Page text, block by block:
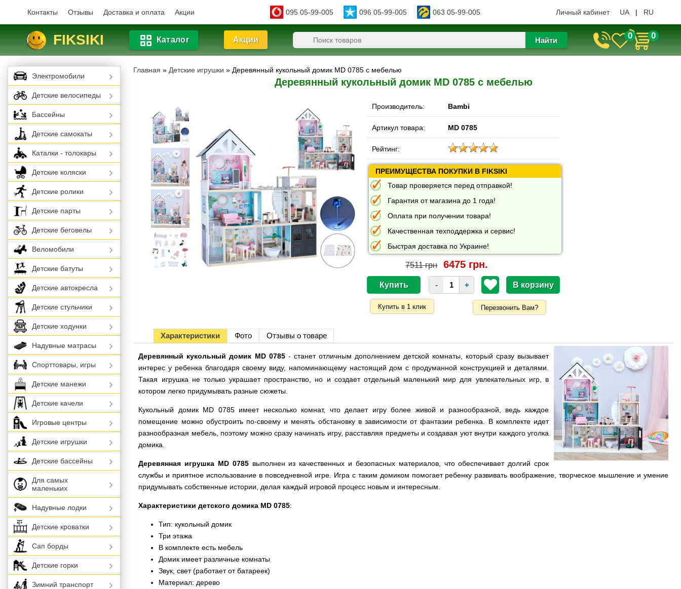
Контакты Отзывы Доставка и оплата Акции 095 05-99-005 096 05-99-005 063 05-99-005 Личный кабинет UA | RU
FIKSIKI Каталог Акции Найти 0 0
Главная » Детские игрушки » Деревянный кукольный домик MD 0785 с мебелью
Деревянный кукольный домик MD 0785 с мебелью
Производитель: Bambi
Артикул товара: MD 0785
Рейтинг:
ПРЕИМУЩЕСТВА ПОКУПКИ В FIKSIKI
Товар проверяется перед отправкой!
Гарантия от магазина до 1 года!
Оплата при получении товара!
Качественная техподдержка и сервис!
Быстрая доставка по Украине!
7511 грн 6475 грн.
- +
Перезвонить Вам?
Характеристики Фото Отзывы о товаре
Деревянный кукольный домик MD 0785- станет отличным дополнением детской комнаты, который сразу вызывает
интерес у ребенка благодаря своему виду, напоминающему настоящий дом с продуманной конструкцией и деталями.
Такая игрушка не только украшает пространство, но и создает отдельный маленький мир для увлекательных игр, в
котором легко придумывать разные сюжеты.
Кукольный домик MD 0785 имеет несколько комнат, что делает игру более живой и разнообразной, ведь каждое
помещение можно обустроить по-своему и менять обстановку в зависимости от фантазии ребенка. В комплекте идет
разнообразная мебель, поэтому можно сразу начинать игру, расставляя предметы и создавая уют внутри каждого уголка
домика.
Деревянная игрушка MD 0785выполнен из качественных и безопасных материалов, что обеспечивает долгий срок
службы и приятное использование в повседневной игре. Игра с таким домиком помогает ребенку развивать воображение, творческое мышление и умение
придумывать собственные истории, делая каждый игровой процесс новым и интересным.
Характеристики детского домика MD 0785:
Тип: кукольный домик
Три этажа
В комплекте есть мебель
Домик имеет различные комнаты
Звук, свет (работает от батареек)
Материал: дерево
Электромобили
Детские велосипеды
Бассейны
Детские самокаты
Каталки - толокары
Детские коляски
Детские ролики
Детские парты
Детские беговелы
Веломобили
Детские батуты
Детские автокресла
Детские стульчики
Детские ходунки
Надувные матрасы
Спорттовары, игры
Детские манежи
Детские качели
Игровые центры
Детские игрушки
Детские бассейны
Для самых
маленьких
Надувные лодки
Детские кроватки
Сап борды
Детские горки
Зимний транспорт